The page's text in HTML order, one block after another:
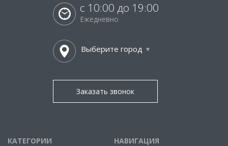
с 10:00 до 19:00
Ежедневно
Выберите город
Заказать звонок
КАТЕГОРИИ НАВИГАЦИЯ